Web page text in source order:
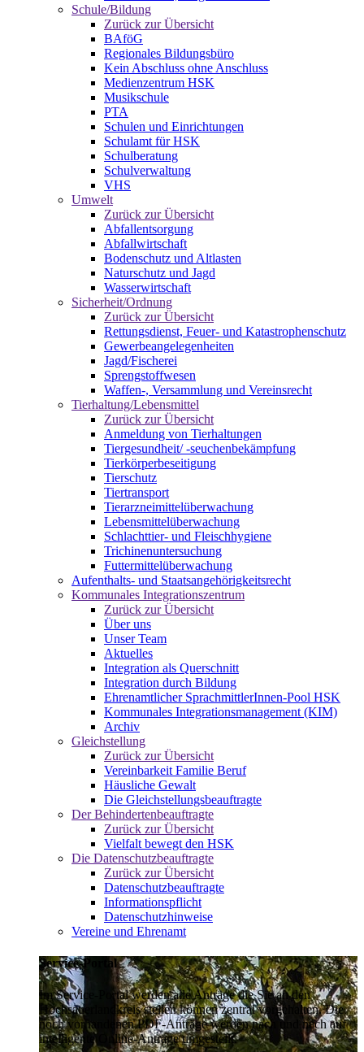
Schule/Bildung
Zurück zur Übersicht
BAföG
Regionales Bildungsbüro
Kein Abschluss ohne Anschluss
Medienzentrum HSK
Musikschule
PTA
Schulen und Einrichtungen
Schulamt für HSK
Schulberatung
Schulverwaltung
VHS
Umwelt
Zurück zur Übersicht
Abfallentsorgung
Abfallwirtschaft
Bodenschutz und Altlasten
Naturschutz und Jagd
Wasserwirtschaft
Sicherheit/Ordnung
Zurück zur Übersicht
Rettungsdienst, Feuer- und Katastrophenschutz
Gewerbeangelegenheiten
Jagd/Fischerei
Sprengstoffwesen
Waffen-, Versammlung und Vereinsrecht
Tierhaltung/Lebensmittel
Zurück zur Übersicht
Anmeldung von Tierhaltungen
Tiergesundheit/ -seuchenbekämpfung
Tierkörperbeseitigung
Tierschutz
Tiertransport
Tierarzneimittelüberwachung
Lebensmittelüberwachung
Schlachttier- und Fleischhygiene
Trichinenuntersuchung
Futtermittelüberwachung
Aufenthalts- und Staatsangehörigkeitsrecht
Kommunales Integrationszentrum
Zurück zur Übersicht
Über uns
Unser Team
Aktuelles
Integration als Querschnitt
Integration durch Bildung
Ehrenamtlicher SprachmittlerInnen-Pool HSK
Kommunales Integrationsmanagement (KIM)
Archiv
Gleichstellung
Zurück zur Übersicht
Vereinbarkeit Familie Beruf
Häusliche Gewalt
Die Gleichstellungsbeauftragte
Der Behindertenbeauftragte
Zurück zur Übersicht
Vielfalt bewegt den HSK
Die Datenschutzbeauftragte
Zurück zur Übersicht
Datenschutzbeauftragte
Informationspflicht
Datenschutzhinweise
Vereine und Ehrenamt
Service-Portal
Im Service-Portal werden alle Anträge die Sie an den
Hochsauerlandkreis stellen können zentral vorgehalten. Die
noch vorhandenen PDF-Anträge werden nach und nach auf
intelligente Online-Anträge umgestellt.